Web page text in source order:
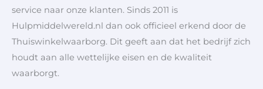
service naar onze klanten. Sinds 2011 is
Hulpmiddelwereld.nl dan ook officieel erkend door de
Thuiswinkelwaarborg. Dit geeft aan dat het bedrijf zich
houdt aan alle wettelijke eisen en de kwaliteit
waarborgt.